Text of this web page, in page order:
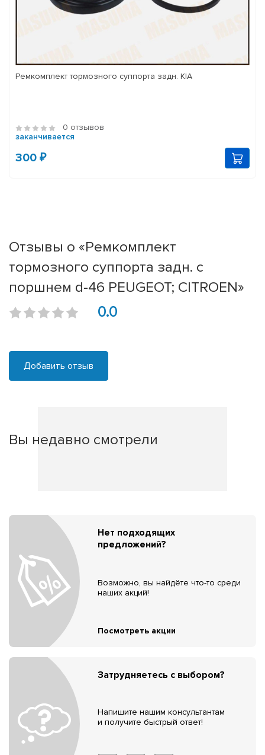
Ремкомплект тормозного суппорта задн. KIA
0 отзывов
заканчивается
300 ₽
Отзывы о «Ремкомплект
тормозного суппорта задн. с
поршнем d-46 PEUGEOT; CITROEN»
0.0
Добавить отзыв
Вы недавно смотрели
Нет подходящих
предложений?
Возможно, вы найдёте что-то среди
наших акций!
Посмотреть акции
Затрудняетесь с выбором?
Напишите нашим консультантам
и получите быстрый ответ!